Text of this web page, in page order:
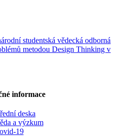
studentská vědecká odborná
metodou Design Thinking v
informace
deska
a výzkum
19